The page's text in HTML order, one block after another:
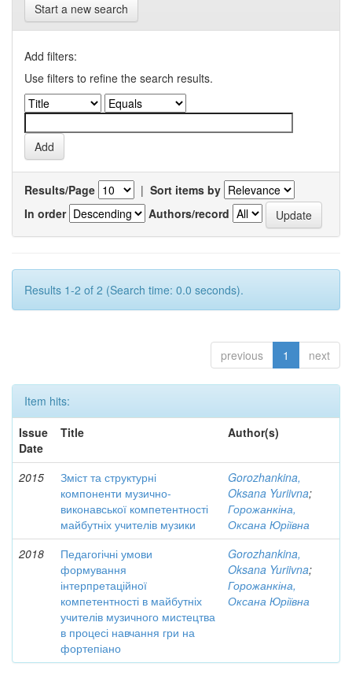
Start a new search
Add filters:
Use filters to refine the search results.
Results/Page | Sort items by
In order
Authors/record
Results 1-2 of 2 (Search time: 0.0 seconds).
previous 1 next
Item hits:
Issue
Date
Title Author(s)
2015
Зміст та структурні
компоненти музично-
виконавської компетентності
майбутніх учителів музики
Gorozhankina,
Oksana Yuriivna;
Горожанкіна,
Оксана Юріївна
2018
Педагогічні умови
формування
інтерпретаційної
компетентності в майбутніх
учителів музичного мистецтва
в процесі навчання гри на
фортепіано
Gorozhankina,
Oksana Yuriivna;
Горожанкіна,
Оксана Юріївна